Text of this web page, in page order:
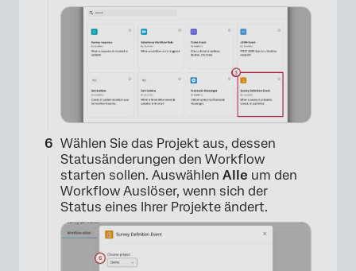
×
Wählen Sie das Projekt aus, dessen
Statusänderungen den Workflow
starten sollen. Auswählen Alle um den
Workflow Auslöser, wenn sich der
Status eines Ihrer Projekte ändert.